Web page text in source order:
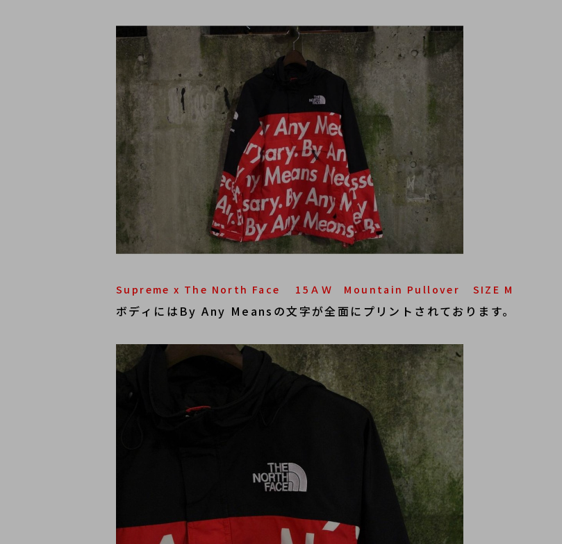
Supreme x The North Face 15ＡＷ Mountain Pullover SIZE M
ボディにはBy Any Meansの文字が全面にプリントされております。